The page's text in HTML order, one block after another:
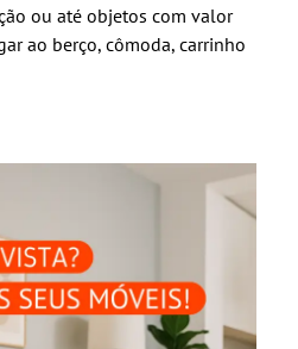
ou até objetos com valor
ao berço, cômoda, carrinho